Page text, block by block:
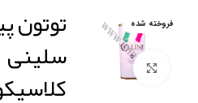
فروخته شده
برای بزرگنمایی کلیک کنید
توتون
سلینی